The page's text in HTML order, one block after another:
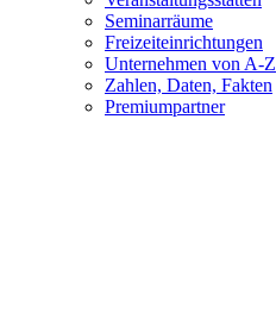
Seminarräume
Freizeiteinrichtungen
Unternehmen von A-Z
Zahlen, Daten, Fakten
Premiumpartner